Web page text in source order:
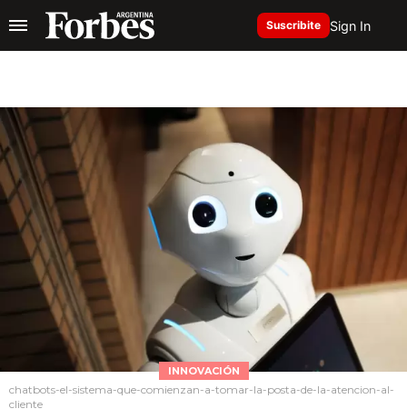
Suscribite Sign In
INNOVACIÓN
chatbots-el-sistema-que-comienzan-a-tomar-la-posta-de-la-atencion-al-
cliente